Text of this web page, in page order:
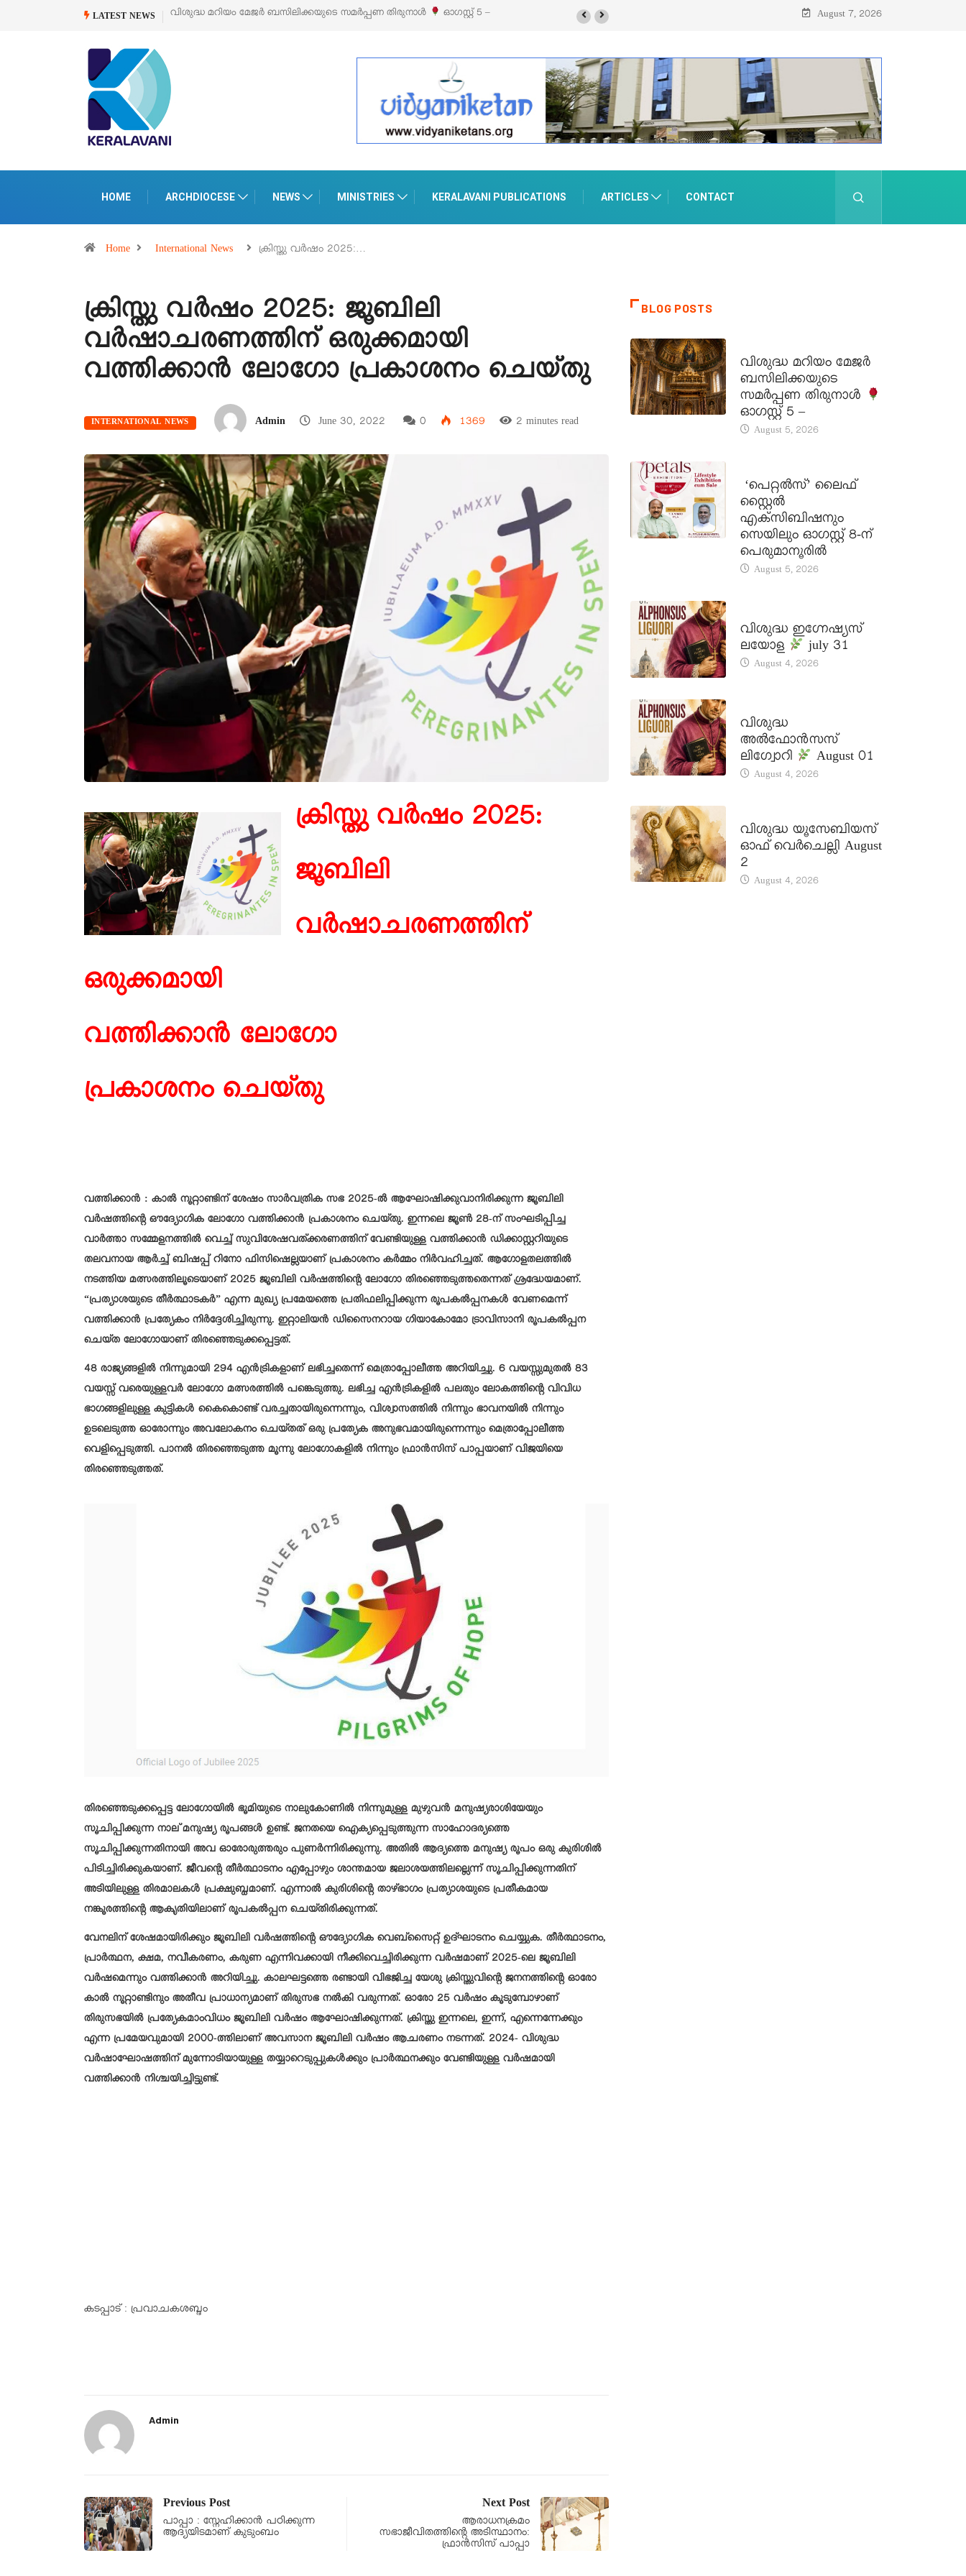
LATEST NEWS ‘പെറ്റൽസ്’ ലൈഫ് സ്റ്റൈൽ എക്സിബിഷനും സെയിലും ഓഗസ്റ്റ് 8-ന് പെരുമാനൂരിൽ August 7, 2026
HOME ARCHDIOCESE NEWS MINISTRIES KERALAVANI PUBLICATIONS ARTICLES CONTACT
Home International News ക്രിസ്തു വര്‍ഷം 2025:…
ക്രിസ്തു വര്‍ഷം 2025: ജൂബിലി
വര്‍ഷാചരണത്തിന് ഒരുക്കമായി
വത്തിക്കാന്‍ ലോഗോ പ്രകാശനം ചെയ്തു
INTERNATIONAL NEWS Admin June 30, 2022 0 1369 2 minutes read
ക്രിസ്തു വര്‍ഷം 2025:
ജൂബിലി
വര്‍ഷാചരണത്തിന്
ഒരുക്കമായി
വത്തിക്കാന്‍ ലോഗോ
പ്രകാശനം ചെയ്തു
വത്തിക്കാന്‍ : കാല്‍ നൂറ്റാണ്ടിന് ശേഷം സാര്‍വത്രിക സഭ 2025-ല്‍ ആഘോഷിക്കുവാനിരിക്കുന്ന ജൂബിലി
വര്‍ഷത്തിന്റെ ഔദ്യോഗിക ലോഗോ വത്തിക്കാന്‍ പ്രകാശനം ചെയ്തു. ഇന്നലെ ജൂണ്‍ 28-ന് സംഘടിപ്പിച്ച
വാര്‍ത്താ സമ്മേളനത്തില്‍ വെച്ച് സുവിശേഷവത്ക്കരണത്തിന് വേണ്ടിയുള്ള വത്തിക്കാന്‍ ഡിക്കാസ്റ്ററിയുടെ
തലവനായ ആര്‍ച്ച് ബിഷപ്പ് റിനോ ഫിസിഷെല്ലയാണ് പ്രകാശനം കര്‍മ്മം നിര്‍വഹിച്ചത്. ആഗോളതലത്തില്‍
നടത്തിയ മത്സരത്തിലൂടെയാണ് 2025 ജൂബിലി വര്‍ഷത്തിന്റെ ലോഗോ തിരഞ്ഞെടുത്തതെന്നത് ശ്രദ്ധേയമാണ്.
“പ്രത്യാശയുടെ തീര്‍ത്ഥാടകര്‍” എന്ന മുഖ്യ പ്രമേയത്തെ പ്രതിഫലിപ്പിക്കുന്ന രൂപകല്‍പ്പനകള്‍ വേണമെന്ന്
വത്തിക്കാന്‍ പ്രത്യേകം നിര്‍ദ്ദേശിച്ചിരുന്നു. ഇറ്റാലിയന്‍ ഡിസൈനറായ ഗിയാകോമോ ട്രാവിസാനി രൂപകല്‍പ്പന
ചെയ്ത ലോഗോയാണ് തിരഞ്ഞെടുക്കപ്പെട്ടത്.
48 രാജ്യങ്ങളില്‍ നിന്നുമായി 294 എന്‍ട്രികളാണ് ലഭിച്ചതെന്ന് മെത്രാപ്പോലീത്ത അറിയിച്ചു. 6 വയസ്സുമുതല്‍ 83
വയസ്സ് വരെയുള്ളവര്‍ ലോഗോ മത്സരത്തില്‍ പങ്കെടുത്തു. ലഭിച്ച എന്‍ട്രികളില്‍ പലതും ലോകത്തിന്റെ വിവിധ
ഭാഗങ്ങളിലുള്ള കുട്ടികള്‍ കൈകൊണ്ട് വരച്ചതായിരുന്നെന്നും, വിശ്വാസത്തില്‍ നിന്നും ഭാവനയില്‍ നിന്നും
ഉടലെടുത്ത ഓരോന്നും അവലോകനം ചെയ്തത് ഒരു പ്രത്യേക അനുഭവമായിരുന്നെന്നും മെത്രാപ്പോലീത്ത
വെളിപ്പെടുത്തി. പാനല്‍ തിരഞ്ഞെടുത്ത മൂന്നു ലോഗോകളില്‍ നിന്നും ഫ്രാന്‍സിസ് പാപ്പയാണ് വിജയിയെ
തിരഞ്ഞെടുത്തത്.
തിരഞ്ഞെടുക്കപ്പെട്ട ലോഗോയില്‍ ഭൂമിയുടെ നാലുകോണില്‍ നിന്നുമുള്ള മുഴുവന്‍ മനുഷ്യരാശിയേയും
സൂചിപ്പിക്കുന്ന നാല് മനുഷ്യ രൂപങ്ങള്‍ ഉണ്ട്. ജനതയെ ഐക്യപ്പെടുത്തുന്ന സാഹോദര്യത്തെ
സൂചിപ്പിക്കുന്നതിനായി അവ ഓരോരുത്തരും പുണര്‍ന്നിരിക്കുന്നു. അതില്‍ ആദ്യത്തെ മനുഷ്യ രൂപം ഒരു കുരിശില്‍
പിടിച്ചിരിക്കുകയാണ്. ജീവന്റെ തീർത്ഥാടനം എപ്പോഴും ശാന്തമായ ജലാശയത്തിലല്ലെന്ന് സൂചിപ്പിക്കുന്നതിന്
അടിയിലുള്ള തിരമാലകൾ പ്രക്ഷുബ്ധമാണ്. എന്നാല്‍ കുരിശിന്റെ താഴ്ഭാഗം പ്രത്യാശയുടെ പ്രതീകമായ
നങ്കൂരത്തിന്റെ ആകൃതിയിലാണ് രൂപകല്‍പ്പന ചെയ്തിരിക്കുന്നത്.
വേനലിന് ശേഷമായിരിക്കും ജൂബിലി വര്‍ഷത്തിന്റെ ഔദ്യോഗിക വെബ്സൈറ്റ് ഉദ്ഘാടനം ചെയ്യുക. തീര്‍ത്ഥാടനം,
പ്രാര്‍ത്ഥന, ക്ഷമ, നവീകരണം, കരുണ എന്നിവക്കായി നീക്കിവെച്ചിരിക്കുന്ന വര്‍ഷമാണ്‌ 2025-ലെ ജൂബിലി
വര്‍ഷമെന്നും വത്തിക്കാന്‍ അറിയിച്ചു. കാലഘട്ടത്തെ രണ്ടായി വിഭജിച്ച യേശു ക്രിസ്തുവിന്റെ ജനനത്തിന്റെ ഓരോ
കാല്‍ നൂറ്റാണ്ടിനും അതീവ പ്രാധാന്യമാണ് തിരുസഭ നല്‍കി വരുന്നത്. ഓരോ 25 വര്‍ഷം കൂടുമ്പോഴാണ്
തിരുസഭയില്‍ പ്രത്യേകമാംവിധം ജൂബിലി വര്‍ഷം ആഘോഷിക്കുന്നത്. ക്രിസ്തു ഇന്നലെ, ഇന്ന്‍, എന്നെന്നേക്കും
എന്ന പ്രമേയവുമായി 2000-ത്തിലാണ് അവസാന ജൂബിലി വര്‍ഷം ആചരണം നടന്നത്. 2024- വിശുദ്ധ
വര്‍ഷാഘോഷത്തിന് മുന്നോടിയായുള്ള തയ്യാറെടുപ്പുകള്‍ക്കും പ്രാര്‍ത്ഥനക്കും വേണ്ടിയുള്ള വര്‍ഷമായി
വത്തിക്കാന്‍ നിശ്ചയിച്ചിട്ടുണ്ട്.
കടപ്പാട് : പ്രവാചകശബ്ദം
Admin
Previous Post
പാപ്പാ : സ്നേഹിക്കാൻ പഠിക്കുന്ന
ആദ്യയിടമാണ് കുടുംബം
Next Post
ആരാധനക്രമം
സഭാജീവിതത്തിന്റെ അടിസ്ഥാനം:
ഫ്രാൻസിസ് പാപ്പാ
BLOG POSTS
വിശുദ്ധ മറിയം മേജർ
ബസിലിക്കയുടെ
സമർപ്പണ തിരുനാൾ
ഓഗസ്റ്റ് 5 –
August 5, 2026
‘പെറ്റൽസ്’ ലൈഫ്
സ്റ്റൈൽ
എക്സിബിഷനും
സെയിലും ഓഗസ്റ്റ് 8-ന്
പെരുമാനൂരിൽ
August 5, 2026
വിശുദ്ധ ഇഗ്നേഷ്യസ്
ലയോള
july 31
August 4, 2026
വിശുദ്ധ
അൽഫോൻസസ്
ലിഗ്വോറി
August 01
August 4, 2026
വിശുദ്ധ യൂസേബിയസ്
ഓഫ് വെർചെല്ലി August
2
August 4, 2026